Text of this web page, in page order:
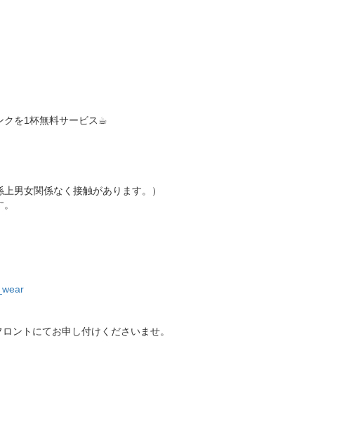
を1杯無料サービス☕︎
男女関係なく接触があります。）
ントにてお申し付けくださいませ。